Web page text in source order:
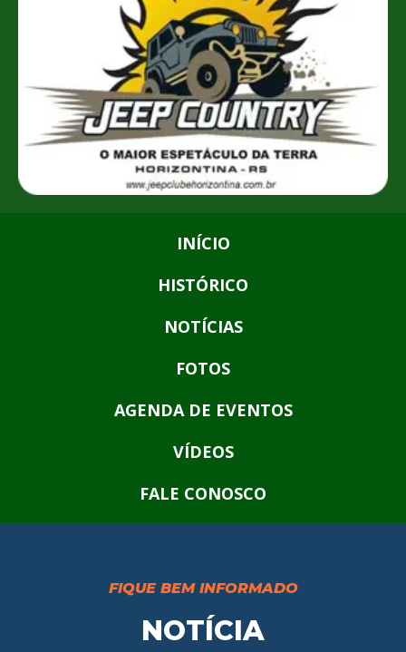
INÍCIO
HISTÓRICO
NOTÍCIAS
FOTOS
AGENDA DE EVENTOS
VÍDEOS
FALE CONOSCO
FIQUE BEM INFORMADO
NOTÍCIA